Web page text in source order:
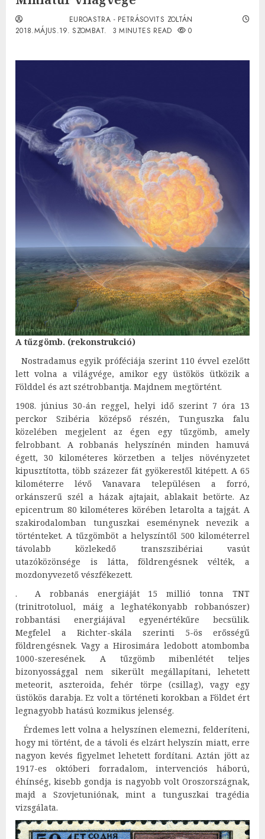
EUROASTRA - PETRÁSOVITS ZOLTÁN
2018.MÁJUS.19. SZOMBAT.
3 MINUTES READ 0
A tűzgömb. (rekonstrukció)
Nostradamus egyik próféciája szerint 110 évvel ezelőtt
lett volna a világvége, amikor egy üstökös ütközik a
Földdel és azt szétrobbantja. Majdnem megtörtént.
1908. június 30-án reggel, helyi idő szerint 7 óra 13
perckor Szibéria középső részén, Tunguszka falu
közelében megjelent az égen egy tűzgömb, amely
felrobbant. A robbanás helyszínén minden hamuvá
égett, 30 kilométeres körzetben a teljes növényzetet
kipusztította, több százezer fát gyökerestől kitépett. A 65
kilométerre lévő Vanavara településen a forró,
orkánszerű szél a házak ajtajait, ablakait betörte. Az
epicentrum 80 kilométeres körében letarolta a tajgát. A
szakirodalomban tunguszkai eseménynek nevezik a
történteket. A tűzgömböt a helyszíntől 500 kilométerrel
távolabb közlekedő transzszibériai vasút
utazóközönsége is látta, földrengésnek vélték, a
mozdonyvezető vészfékezett.
. A robbanás energiáját 15 millió tonna TNT
(trinitrotoluol, máig a leghatékonyabb robbanószer)
robbantási energiájával egyenértékűre becsülik.
Megfelel a Richter-skála szerinti 5-ös erősségű
földrengésnek. Vagy a Hirosimára ledobott atombomba
1000-szeresének. A tűzgömb mibenlétét teljes
bizonyossággal nem sikerült megállapítani, lehetett
meteorit, aszteroida, fehér törpe (csillag), vagy egy
üstökös darabja. Ez volt a történeti korokban a Földet ért
legnagyobb hatású kozmikus jelenség.
Érdemes lett volna a helyszínen elemezni, felderíteni,
hogy mi történt, de a távoli és elzárt helyszín miatt, erre
nagyon kevés figyelmet lehetett fordítani. Aztán jött az
1917-es októberi forradalom, intervenciós háború,
éhínség, kisebb gondja is nagyobb volt Oroszországnak,
majd a Szovjetuniónak, mint a tunguszkai tragédia
vizsgálata.